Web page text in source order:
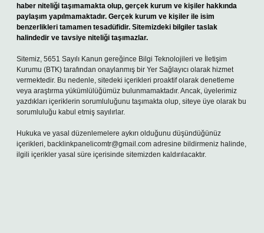
haber niteliği taşımamakta olup, gerçek kurum ve kişiler hakkında
paylaşım yapılmamaktadır. Gerçek kurum ve kişiler ile isim
benzerlikleri tamamen tesadüfidir. Sitemizdeki bilgiler taslak
halindedir ve tavsiye niteliği taşımazlar.
Sitemiz, 5651 Sayılı Kanun gereğince Bilgi Teknolojileri ve İletişim
Kurumu (BTK) tarafından onaylanmış bir Yer Sağlayıcı olarak hizmet
vermektedir. Bu nedenle, sitedeki içerikleri proaktif olarak denetleme
veya araştırma yükümlülüğümüz bulunmamaktadır. Ancak, üyelerimiz
yazdıkları içeriklerin sorumluluğunu taşımakta olup, siteye üye olarak bu
sorumluluğu kabul etmiş sayılırlar.
Hukuka ve yasal düzenlemelere aykırı olduğunu düşündüğünüz
içerikleri, backlinkpanelicomtr@gmail.com adresine bildirmeniz halinde,
ilgili içerikler yasal süre içerisinde sitemizden kaldırılacaktır.